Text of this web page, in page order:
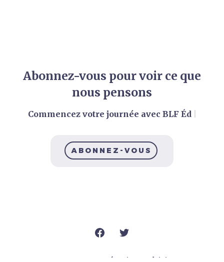
Abonnez-vous pour voir ce que
nous pensons
Commencez votre journée avec BLF Édit
ABONNEZ-VOUS